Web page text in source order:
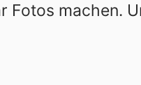
Fotos machen.